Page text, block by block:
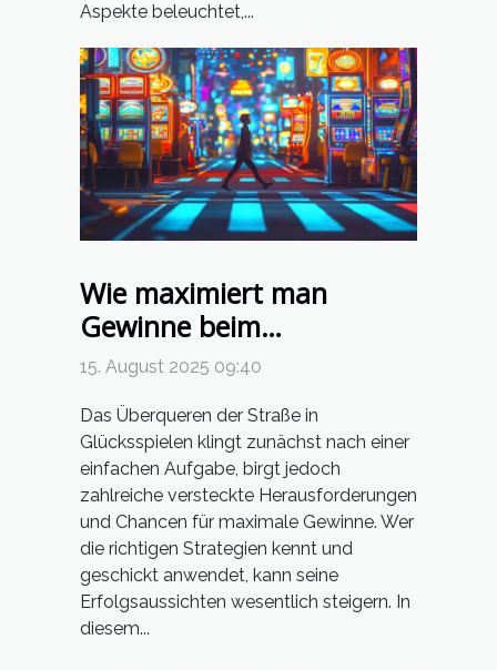
Aspekte beleuchtet,...
Wie maximiert man
Gewinne beim
Überqueren der Straße in
15. August 2025 09:40
Das Überqueren der Straße in
Glücksspielen klingt zunächst nach einer
einfachen Aufgabe, birgt jedoch
zahlreiche versteckte Herausforderungen
und Chancen für maximale Gewinne. Wer
die richtigen Strategien kennt und
geschickt anwendet, kann seine
Erfolgsaussichten wesentlich steigern. In
diesem...